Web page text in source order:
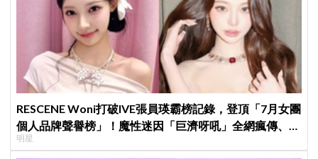
RESCENE Woni打破IVE張員瑛霸榜記錄，登頂「7月女團
個人品牌聲譽榜」！魔性迷因「巨濟呀吼」全網瘋傳、逆
襲Melon第一
明星